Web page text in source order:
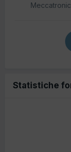
Statistiche